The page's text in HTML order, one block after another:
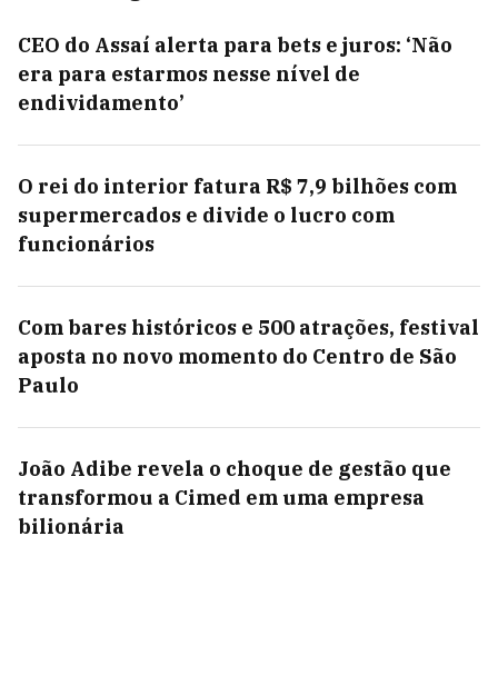
CEO do Assaí alerta para bets e juros: ‘Não
era para estarmos nesse nível de
endividamento’
O rei do interior fatura R$ 7,9 bilhões com
supermercados e divide o lucro com
funcionários
Com bares históricos e 500 atrações, festival
aposta no novo momento do Centro de São
Paulo
João Adibe revela o choque de gestão que
transformou a Cimed em uma empresa
bilionária